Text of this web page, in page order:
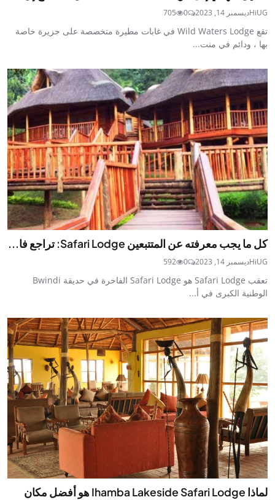
HiUGديسمبر 14, 2023 0
705
تقع Wild Waters Lodge في غابات مطيرة متخصصة على جزيرة خاصة
بها ، ودائم في منت...
كل ما يجب معرفته عن المتتبعين Safari Lodge: تراجع فا...
HiUGديسمبر 14, 2023 0
592
تعقب Safari Lodge هو Safari Lodge الفاخرة في حديقة Bwindi
الوطنية الكبرى في أ...
لماذا Ihamba Lakeside Safari Lodge هو أفضل مكان